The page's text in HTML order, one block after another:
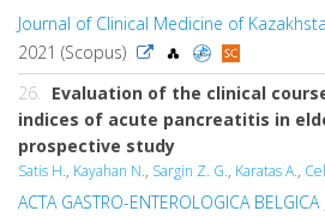
Journal of Clinical Medicine of
2021 (Scopus)
26.
Evaluation of the clinical
indices of acute pancreatitis in
prospective study
Satis H., Kayahan N., Sargin Z. G., Karatas A.,
ACTA GASTRO-ENTEROLOGICA BELGICA